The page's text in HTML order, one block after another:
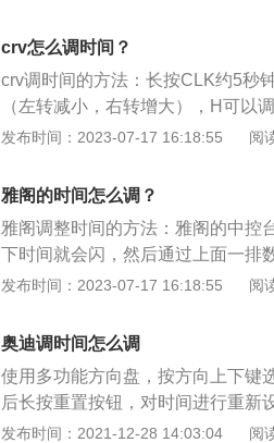
物空间比较合理，乘坐空间和后备
盘灵活。
crv怎么调时间？
crv调时间的方法：长按CLK约5秒
（左转减小，右转增大），H可以
K即可调好时间。crv是东风本田汽
气囊、车门横梁、前后3点式elr安
的座椅安全系统等安全设备。
发布时间：2023-07-17 16:18:55 阅
雅阁的时间怎么调？
雅阁调整时间的方法：雅阁的中控
下时间就会闪，然后通过上面一排
钟归零，调好后按CLOCK键确认
噪音相互抵消与ASC主动声音补偿
现顶级静音效果。
发布时间：2023-07-17 16:18:55 阅
奥迪调时间怎么调
使用多功能方向盘，按方向上下键
后长按重置按钮，对时间进行重新
根据收音机信号自动调整，一般不
发布时间：2021-12-28 14:03:04 阅